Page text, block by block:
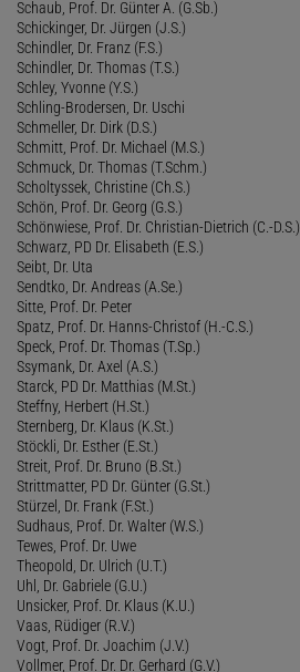
Schaub, Prof. Dr. Günter A. (G.Sb.)
Schickinger, Dr. Jürgen (J.S.)
Schindler, Dr. Franz (F.S.)
Schindler, Dr. Thomas (T.S.)
Schley, Yvonne (Y.S.)
Schling-Brodersen, Dr. Uschi
Schmeller, Dr. Dirk (D.S.)
Schmitt, Prof. Dr. Michael (M.S.)
Schmuck, Dr. Thomas (T.Schm.)
Scholtyssek, Christine (Ch.S.)
Schön, Prof. Dr. Georg (G.S.)
Schönwiese, Prof. Dr. Christian-Dietrich (C.-D.S.)
Schwarz, PD Dr. Elisabeth (E.S.)
Seibt, Dr. Uta
Sendtko, Dr. Andreas (A.Se.)
Sitte, Prof. Dr. Peter
Spatz, Prof. Dr. Hanns-Christof (H.-C.S.)
Speck, Prof. Dr. Thomas (T.Sp.)
Ssymank, Dr. Axel (A.S.)
Starck, PD Dr. Matthias (M.St.)
Steffny, Herbert (H.St.)
Sternberg, Dr. Klaus (K.St.)
Stöckli, Dr. Esther (E.St.)
Streit, Prof. Dr. Bruno (B.St.)
Strittmatter, PD Dr. Günter (G.St.)
Stürzel, Dr. Frank (F.St.)
Sudhaus, Prof. Dr. Walter (W.S.)
Tewes, Prof. Dr. Uwe
Theopold, Dr. Ulrich (U.T.)
Uhl, Dr. Gabriele (G.U.)
Unsicker, Prof. Dr. Klaus (K.U.)
Vaas, Rüdiger (R.V.)
Vogt, Prof. Dr. Joachim (J.V.)
Vollmer, Prof. Dr. Dr. Gerhard (G.V.)